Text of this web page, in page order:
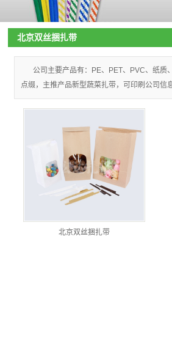
北京扎线
北京扎口带
北京扎绳
北京扎口绳
北京双丝捆扎带
公司主要产品有：PE、PET、PVC、纸质
点缀，主推产品新型蔬菜扎带，可印刷公司信
北京双丝捆扎带